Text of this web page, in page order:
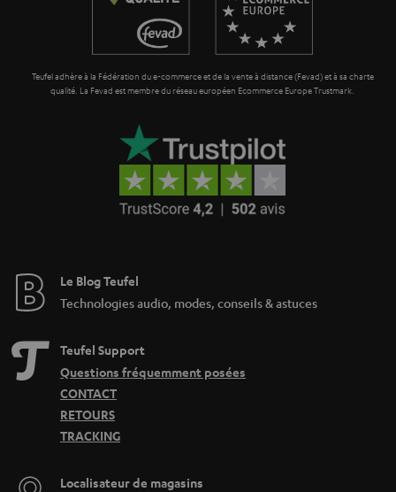
i
Teufel adhère à la Fédération du e-commerce et de la vente à distance (Fevad) et à sa charte
qualité. La Fevad est membre du réseau européen Ecommerce Europe Trustmark.
Le Blog Teufel
Technologies audio, modes, conseils & astuces
Teufel Support
Questions fréquemment posées
CONTACT
RETOURS
TRACKING
Localisateur de magasins